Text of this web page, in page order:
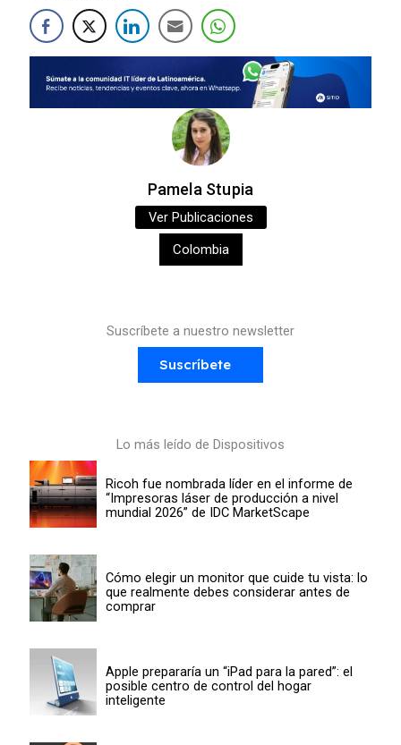
Pamela Stupia
Ver Publicaciones
Colombia
Suscríbete a nuestro newsletter
Suscríbete
Lo más leído de Dispositivos
Ricoh fue nombrada líder en el informe de
“Impresoras láser de producción a nivel
mundial 2026” de IDC MarketScape
Cómo elegir un monitor que cuide tu vista: lo
que realmente debes considerar antes de
comprar
Apple prepararía un “iPad para la pared”: el
posible centro de control del hogar
inteligente